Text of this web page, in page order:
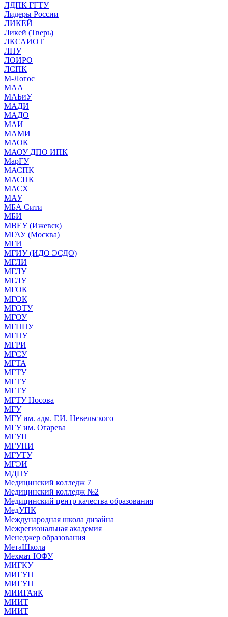
ЛДПК ГГТУ
Лидеры России
ЛИКЕЙ
Ликей (Тверь)
ЛКСАИОТ
ЛНУ
ЛОИРО
ЛСПК
М-Логос
МАА
МАБиУ
МАДИ
МАДО
МАИ
МАМИ
МАОК
МАОУ ДПО ИПК
МарГУ
МАСПК
МАСПК
МАСХ
МАУ
МБА Сити
МБИ
МВЕУ (Ижевск)
МГАУ (Москва)
МГИ
МГИУ (ИДО ЭСДО)
МГЛИ
МГЛУ
МГЛУ
МГОК
МГОК
МГОТУ
МГОУ
МГППУ
МГПУ
МГРИ
МГСУ
МГТА
МГТУ
МГТУ
МГТУ
МГТУ Носова
МГУ
МГУ им. адм. Г.И. Невельского
МГУ им. Огарева
МГУП
МГУПИ
МГУТУ
МГЭИ
МДПУ
Медицинский колледж 7
Медицинский колледж №2
Медицинский центр качества образования
МедУПК
Международная школа дизайна
Межрегиональная академия
Менеджер образования
МетаШкола
Мехмат ЮФУ
МИГКУ
МИГУП
МИГУП
МИИГАиК
МИИТ
МИИТ